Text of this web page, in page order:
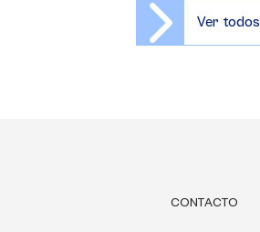
Ver todos
CONTACTO